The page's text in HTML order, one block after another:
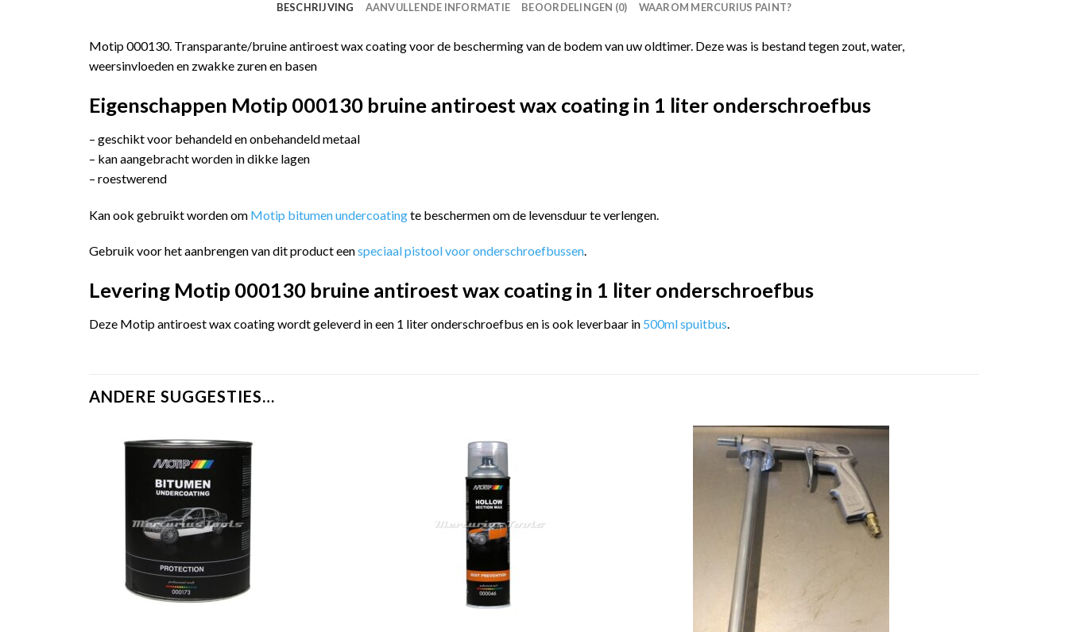
BESCHRIJVING AANVULLENDE INFORMATIE BEOORDELINGEN (0) WAAROM MERCURIUS PAINT?
Motip 000130. Transparante/bruine antiroest wax coating voor de bescherming van de bodem van uw oldtimer. Deze was is bestand tegen zout, water,
weersinvloeden en zwakke zuren en basen
Eigenschappen Motip 000130 bruine antiroest wax coating in 1 liter onderschroefbus
– geschikt voor behandeld en onbehandeld metaal
– kan aangebracht worden in dikke lagen
– roestwerend
Kan ook gebruikt worden om Motip bitumen undercoatingte beschermen om de levensduur te verlengen.
Gebruik voor het aanbrengen van dit product eenspeciaal pistool voor onderschroefbussen.
Levering Motip 000130 bruine antiroest wax coating in 1 liter onderschroefbus
Deze Motip antiroest wax coating wordt geleverd in een 1 liter onderschroefbus en is ook leverbaar in 500ml spuitbus.
ANDERE SUGGESTIES…